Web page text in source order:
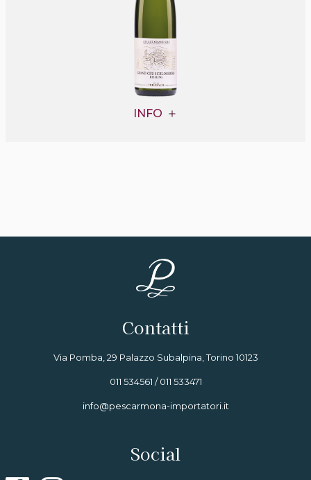
INFO
Contatti
Via Pomba, 29 Palazzo Subalpina, Torino 10123
011 534561 / 011 533471
info@pescarmona-importatori.it
Social